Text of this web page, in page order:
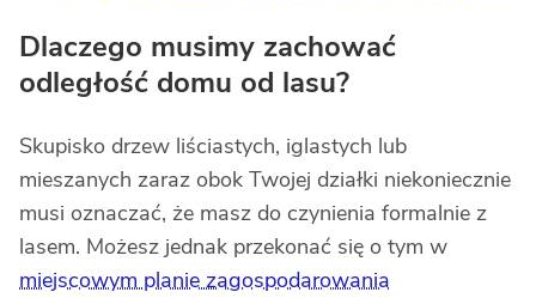
Dlaczego musimy zachować
odległość domu od lasu?
Skupisko drzew liściastych, iglastych lub
mieszanych zaraz obok Twojej działki niekoniecznie
musi oznaczać, że masz do czynienia formalnie z
lasem. Możesz jednak przekonać się o tym w
miejscowym planie zagospodarowania